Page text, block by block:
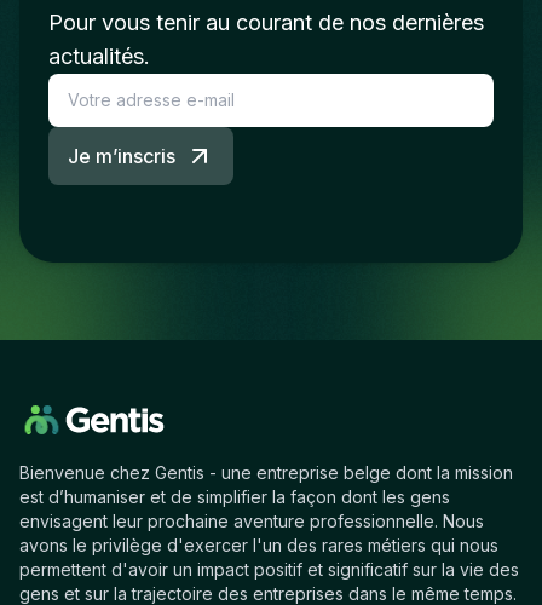
Pour vous tenir au courant de nos dernières
actualités.
Je m’inscris
Bienvenue chez Gentis - une entreprise belge dont la mission
est d’humaniser et de simplifier la façon dont les gens
envisagent leur prochaine aventure professionnelle. Nous
avons le privilège d'exercer l'un des rares métiers qui nous
permettent d'avoir un impact positif et significatif sur la vie des
gens et sur la trajectoire des entreprises dans le même temps.